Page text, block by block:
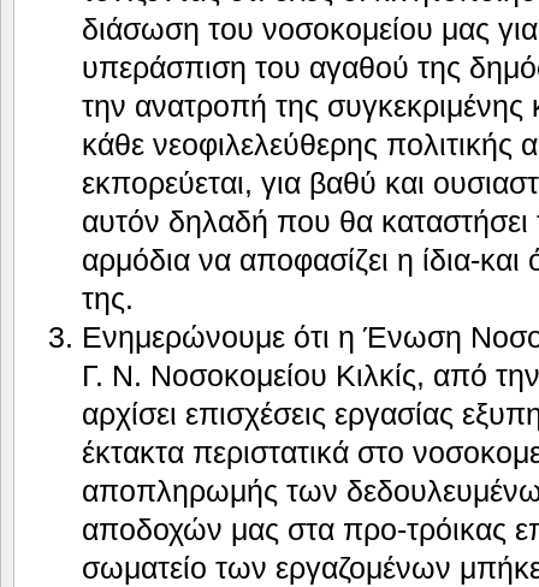
διάσωση του νοσοκομείου μας
υπεράσπιση του αγαθού της
την ανατροπή της συγκεκριμένης
κάθε νεοφιλελεύθερης πολιτικής
εκπορεύεται, για βαθύ και
αυτόν δηλαδή που θα καταστήσει
αρμόδια να αποφασίζει η ίδια-και
της.
Ενημερώνουμε ότι η Ένωση
Γ. Ν. Νοσοκομείου Κιλκίς, από
αρχίσει επισχέσεις εργασίας
έκτακτα περιστατικά στο
αποπληρωμής των
αποδοχών μας στα προ-τρόικας
σωματείο των εργαζομένων